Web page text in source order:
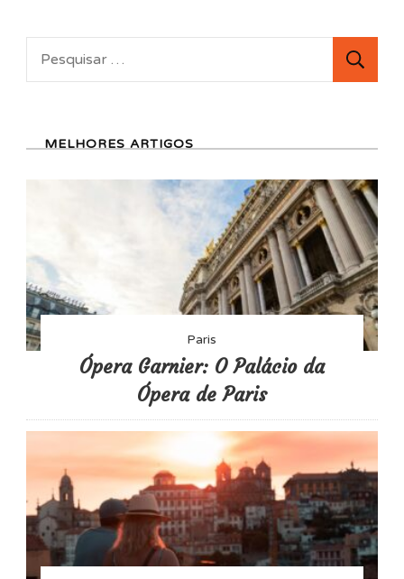
MELHORES ARTIGOS
Paris
Ópera Garnier: O Palácio da
Ópera de Paris